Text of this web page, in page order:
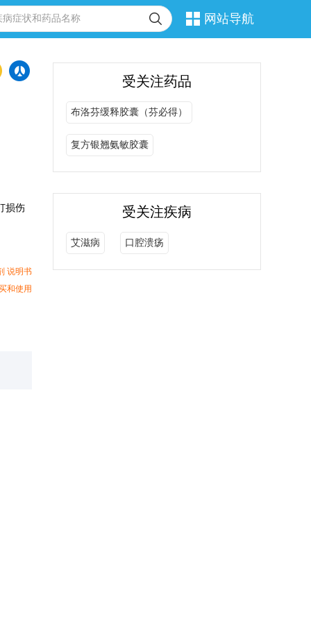
网站导航
损伤
说明书
和使用
受关注药品
布洛芬缓释胶囊（芬必得）
复方银翘氨敏胶囊
受关注疾病
艾滋病 口腔溃疡